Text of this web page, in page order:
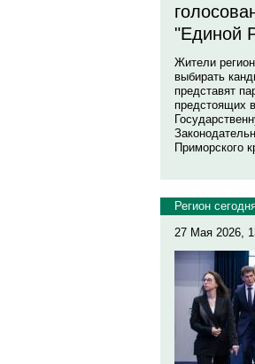
"Единой
Жители
выбирать
представят
предстоящих
Приморского
Регион
27 Мая 2026,